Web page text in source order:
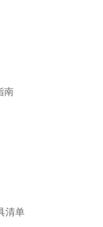
南
清单